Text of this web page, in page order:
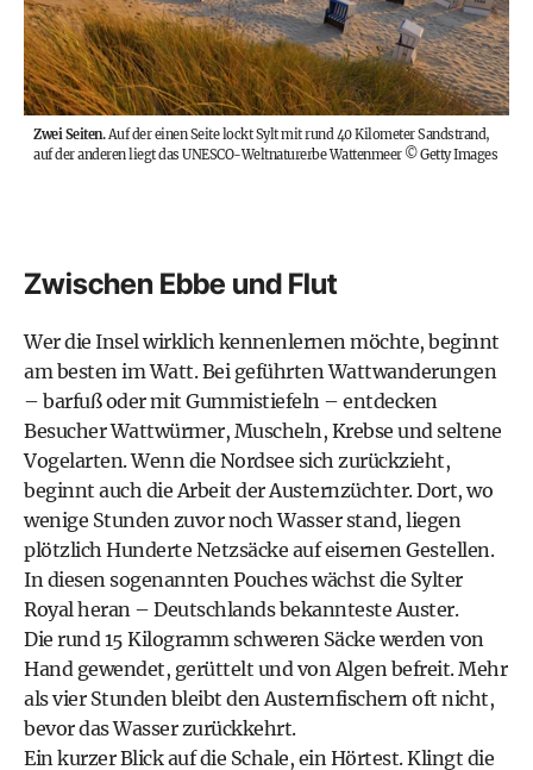
Zwei Seiten.Auf der einen Seite lockt Sylt mit rund 40 Kilometer Sandstrand,
auf der anderen liegt das UNESCO-Weltnaturerbe Wattenmeer©Getty Images
Zwischen Ebbe und Flut
Wer die Insel wirklich kennenlernen möchte, beginnt
am besten im Watt. Bei geführten Wattwanderungen
– barfuß oder mit Gummistiefeln – entdecken
Besucher Wattwürmer, Muscheln, Krebse und seltene
Vogelarten. Wenn die Nordsee sich zurückzieht,
beginnt auch die Arbeit der Austernzüchter. Dort, wo
wenige Stunden zuvor noch Wasser stand, liegen
plötzlich Hunderte Netzsäcke auf eisernen Gestellen.
In diesen sogenannten Pouches wächst die Sylter
Royal heran – Deutschlands ­bekannteste Auster.
Die rund 15 Kilogramm schweren Säcke werden von
Hand gewendet, gerüttelt und von Algen befreit. Mehr
als vier Stunden bleibt den Austernfischern oft nicht,
bevor das Wasser zurückkehrt.
Ein kurzer Blick auf die Schale, ein Hörtest. Klingt die